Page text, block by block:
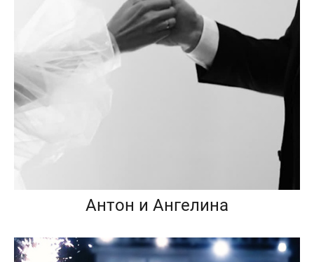
Антон и Ангелина